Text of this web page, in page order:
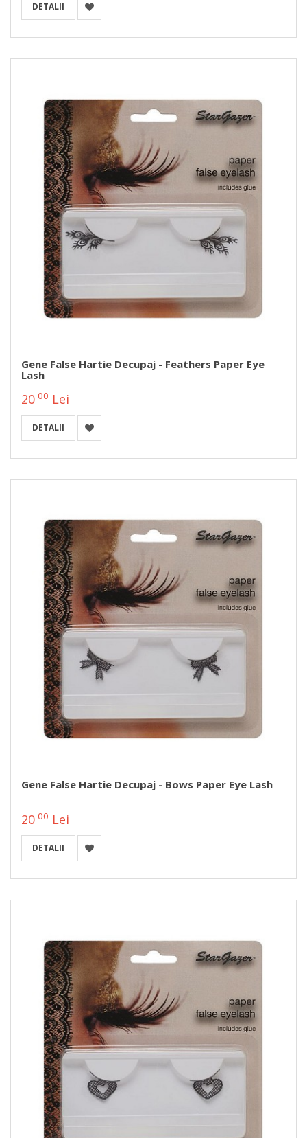
DETALII
Gene False Hartie Decupaj - Feathers Paper Eye
Lash
20 00 Lei
DETALII
Gene False Hartie Decupaj - Bows Paper Eye Lash
20 00 Lei
DETALII